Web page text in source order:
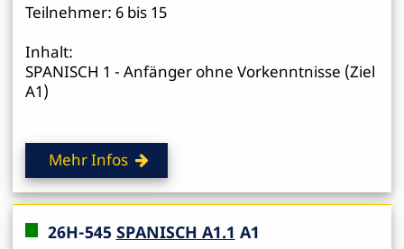
Teilnehmer: 6 bis 15
Inhalt:
SPANISCH 1 - Anfänger ohne Vorkenntnisse (Ziel
A1)
Mehr Infos
26H-545 SPANISCH A1.1 A1